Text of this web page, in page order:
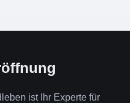
ist Ihr Experte für